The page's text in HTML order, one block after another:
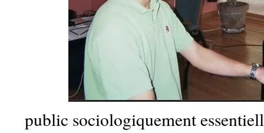
public sociologiquement